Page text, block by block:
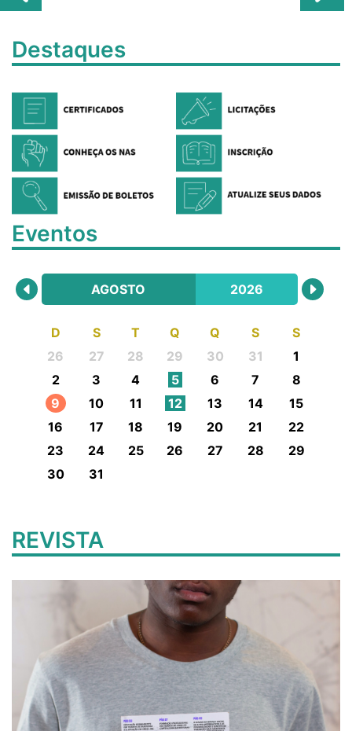
Destaques
Eventos
AGOSTO 2026
D S T Q Q S
S
26
27 28 29 30 31
1
2
3 4 5 6 7
8
9
10 11 12 13 14
15
16
17 18 19 20 21
22
23
24 25 26 27 28
29
30
31
REVISTA